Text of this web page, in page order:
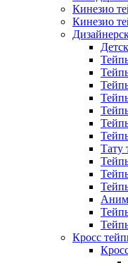
Кинезио
Кинезио
Тату
Кросс